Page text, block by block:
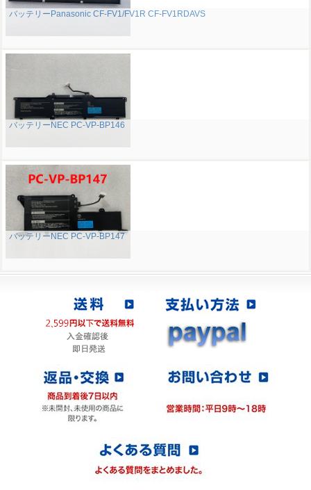
バッテリーPanasonic CF-FV1/FV1R CF-FV1RDAVS
バッテリーNEC PC-VP-BP146
バッテリーNEC PC-VP-BP147